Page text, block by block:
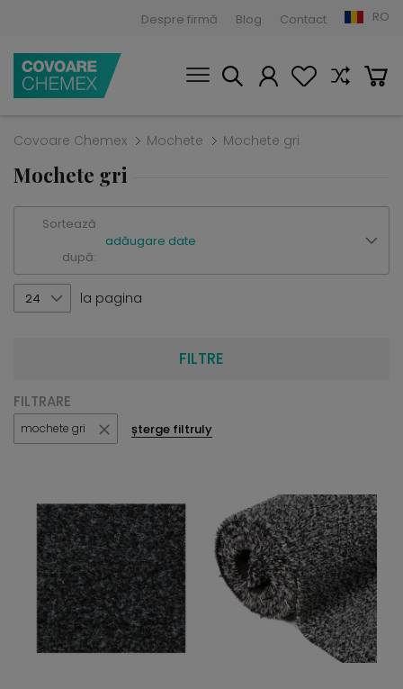
Despre firmă Blog Contact RO
Covoare Chemex Mochete Mochete gri
Mochete gri
Sortează
după:
adăugare date
24 la pagina
FILTRE
FILTRARE
mochete gri șterge filtruly